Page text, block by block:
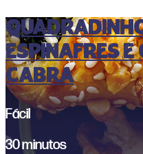
espinafres e
cabra
Fácil
30 minutos